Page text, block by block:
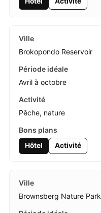
Brokopondo Reservoir
Avril à octobre
Pêche, nature
Hôtel Activité
Brownsberg Nature Park